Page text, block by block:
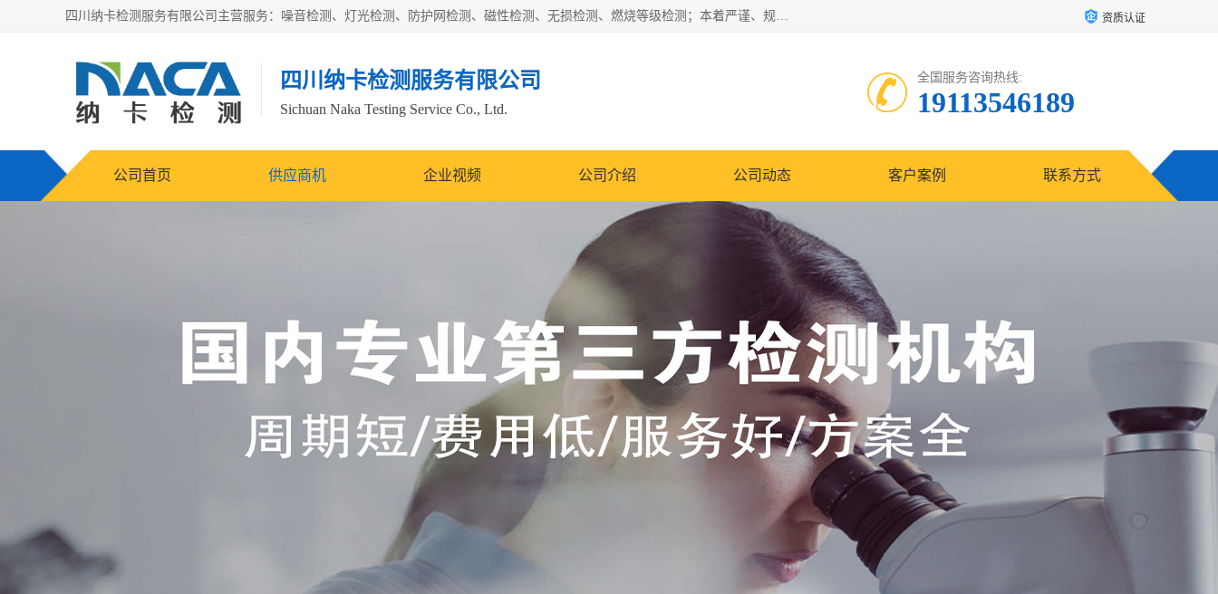
四川纳卡检测服务有限公司主营服务：噪音检测、灯光检测、防护网检测、磁性检测、无损检测、燃烧等级检测；本着严谨、规范的态度严格执行国家现行标准、规范及规程，奉行“科学公正、准确、持续改进、诚信服务”的企业价值和“科学、信誉、服务”的企业宗旨，竭诚为广大客户服务。 资质认证
四川纳卡检测服务有限公司
Sichuan Naka Testing Service Co., Ltd.
全国服务咨询热线:
19113546189
公司首页 供应商机 企业视频 公司介绍 公司动态 客户案例 联系方式